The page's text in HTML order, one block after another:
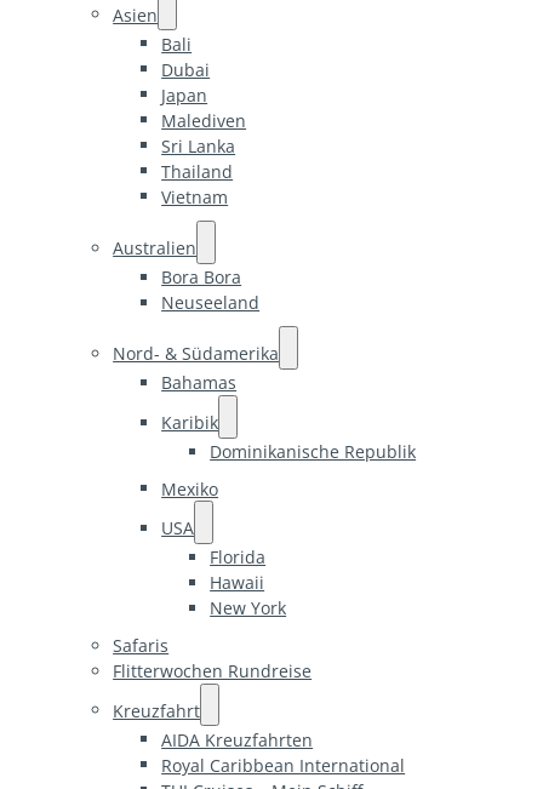
Asien
Bali
Dubai
Japan
Malediven
Sri Lanka
Thailand
Vietnam
Australien
Bora Bora
Neuseeland
Nord- & Südamerika
Bahamas
Karibik
Dominikanische Republik
Mexiko
USA
Florida
Hawaii
New York
Safaris
Flitterwochen Rundreise
Kreuzfahrt
AIDA Kreuzfahrten
Royal Caribbean International